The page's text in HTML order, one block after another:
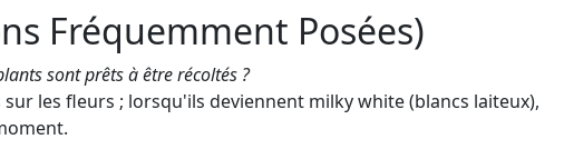
Fréquemment Posées)
sont prêts à être récoltés ?
les fleurs ; lorsqu'ils deviennent milky white (blancs laiteux),